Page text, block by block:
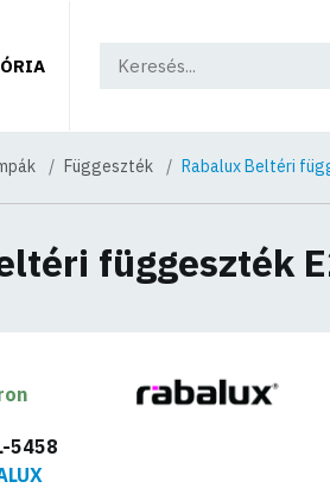
Függeszték Rabalux Beltéri
függeszték
5458